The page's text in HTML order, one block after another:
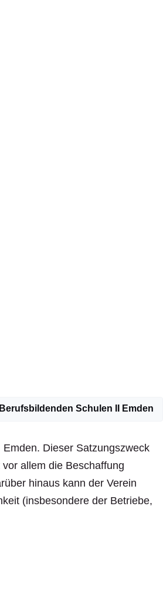
Schulen II Emden
Dieser Satzungszweck
allem die Beschaffung
hinaus kann der Verein
(insbesondere der Betriebe,